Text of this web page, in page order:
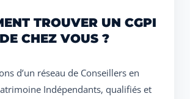
TROUVER UN CGPI
CHEZ VOUS ?
d’un réseau de Conseillers en
Indépendants, qualifiés et